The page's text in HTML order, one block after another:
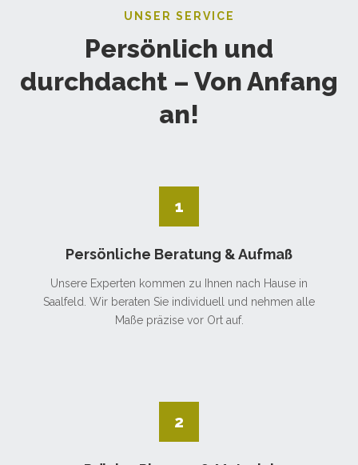
UNSER SERVICE
Persönlich und
durchdacht – Von Anfang
an!
1
Persönliche Beratung & Aufmaß
Unsere Experten kommen zu Ihnen nach Hause in
Saalfeld. Wir beraten Sie individuell und nehmen alle
Maße präzise vor Ort auf.
2